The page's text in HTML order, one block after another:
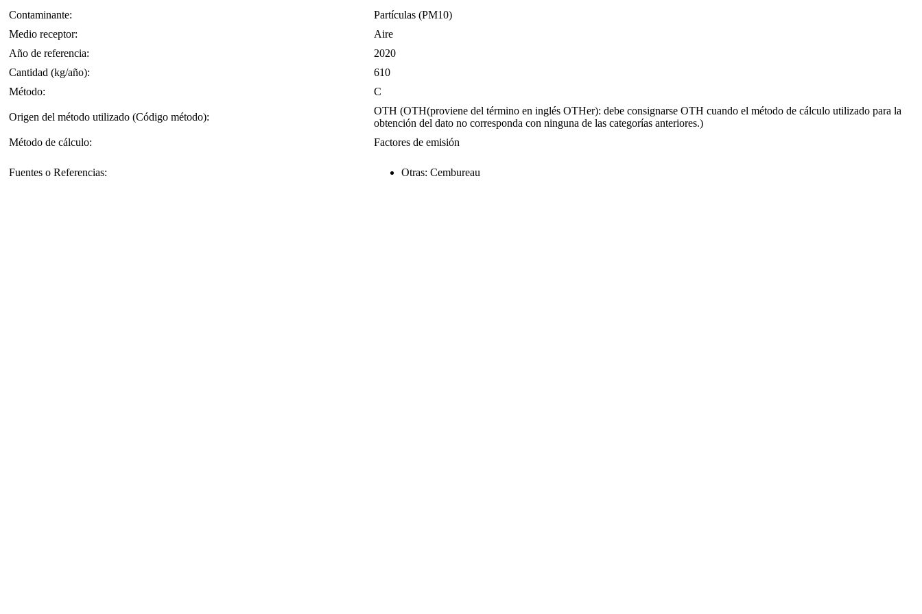
Contaminante:
Partículas (PM10)
Medio receptor:
Aire
Año de referencia:
2020
Cantidad (kg/año):
610
Método:
C
Origen del método utilizado (Código método):
OTH (OTH(proviene del término en inglés OTHer): debe consignarse OTH cuando el método de cálculo utilizado para la
obtención del dato no corresponda con ninguna de las categorías anteriores.)
Método de cálculo:
Factores de emisión
Fuentes o Referencias: Otras: Cembureau